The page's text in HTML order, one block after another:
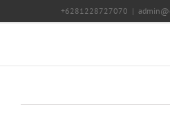
+6281228727070 |